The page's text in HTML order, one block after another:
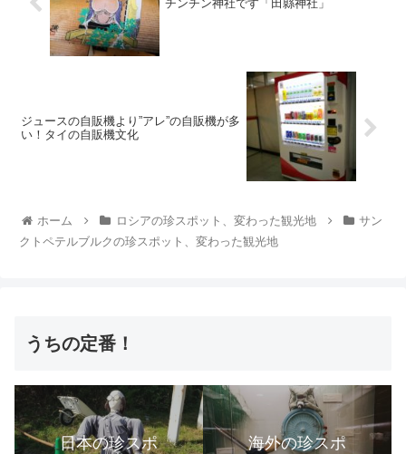
チンチン神社です「田縣神社」
ジュースの自販機より”アレ”の自販機が多
い！タイの自販機文化
ホーム ロシアの珍スポット、変わった観光地
サン
クトペテルブルクの珍スポット、変わった観光地
うちの定番！
日本の珍スポ 海外の珍スポ